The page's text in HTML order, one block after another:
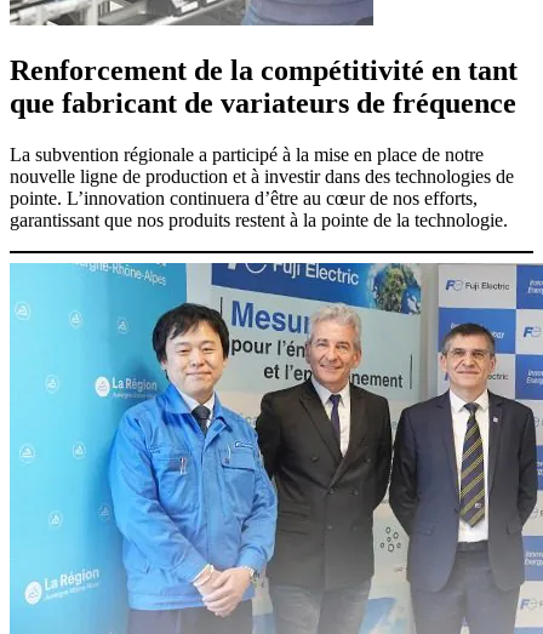
Renforcement de la compétitivité en tant
que fabricant de variateurs de fréquence
La subvention régionale a participé à la mise en place de notre
nouvelle ligne de production et à investir dans des technologies de
pointe. L’innovation continuera d’être au cœur de nos efforts,
garantissant que nos produits restent à la pointe de la technologie.